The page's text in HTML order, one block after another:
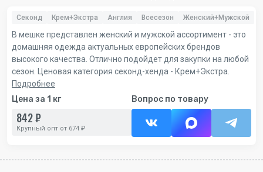
Секонд Крем+Экстра Англия Всесезон Женский+Мужской
В мешке представлен женский и мужской ассортимент - это
домашняя одежда актуальных европейских брендов
высокого качества. Отлично подойдет для закупки на любой
сезон. Ценовая категория секонд-хенда - Крем+Экстра.
Подробнее
Цена за 1 кг
842 ₽
Крупный опт от 674 ₽
Вопрос по товару